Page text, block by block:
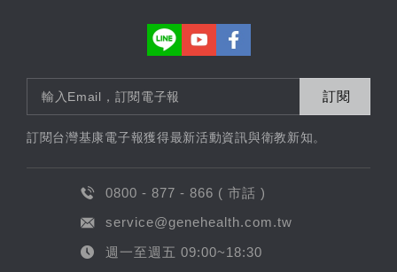
0800 - 877 - 866 ( 市話 )
service@genehealth.com.tw
週一至週五 09:00~18:30
訂閱
訂閱台灣基康電子報獲得最新活動資訊與衛教新知。